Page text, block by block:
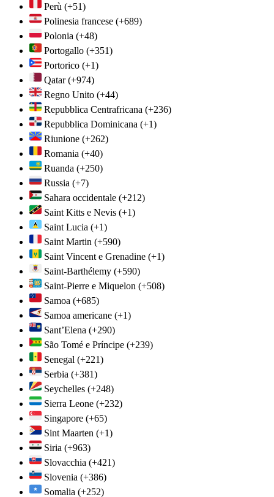
Perù (+51)
Polinesia francese (+689)
Polonia (+48)
Portogallo (+351)
Portorico (+1)
Qatar (+974)
Regno Unito (+44)
Repubblica Centrafricana (+236)
Repubblica Dominicana (+1)
Riunione (+262)
Romania (+40)
Ruanda (+250)
Russia (+7)
Sahara occidentale (+212)
Saint Kitts e Nevis (+1)
Saint Lucia (+1)
Saint Martin (+590)
Saint Vincent e Grenadine (+1)
Saint-Barthélemy (+590)
Saint-Pierre e Miquelon (+508)
Samoa (+685)
Samoa americane (+1)
Sant’Elena (+290)
São Tomé e Príncipe (+239)
Senegal (+221)
Serbia (+381)
Seychelles (+248)
Sierra Leone (+232)
Singapore (+65)
Sint Maarten (+1)
Siria (+963)
Slovacchia (+421)
Slovenia (+386)
Somalia (+252)